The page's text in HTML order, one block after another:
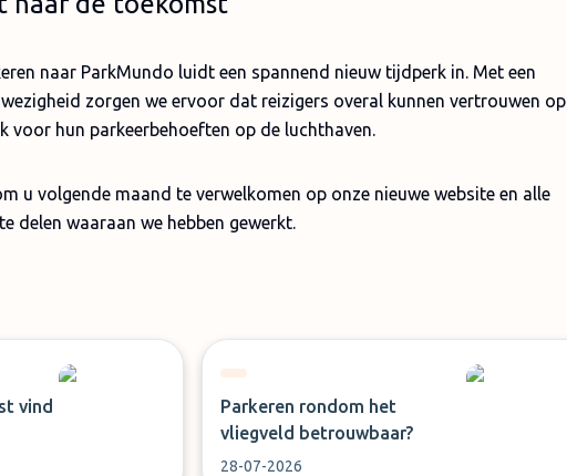
naar ParkMundo luidt een spannend nieuw tijdperk in. Met een
zorgen we ervoor dat reizigers overal kunnen vertrouwen op
voor hun parkeerbehoeften op de luchthaven.
u volgende maand te verwelkomen op onze nieuwe website en alle
delen waaraan we hebben gewerkt.
vind
Parkeren rondom het
vliegveld betrouwbaar?
28-07-2026